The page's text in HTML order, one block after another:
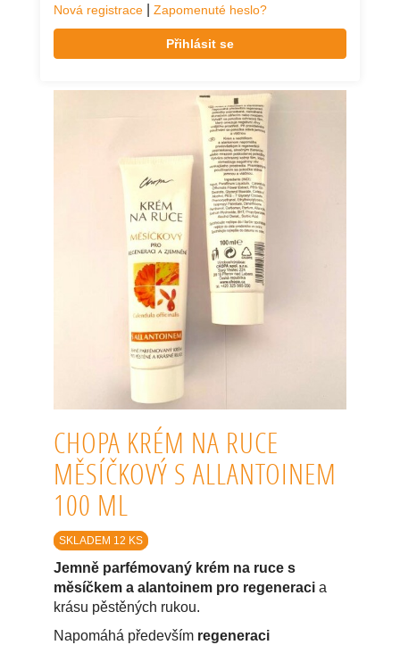
Nová registrace Zapomenuté heslo?
Přihlásit se
CHOPA KRÉM NA RUCE
MĚSÍČKOVÝ S ALLANTOINEM
100 ML
SKLADEM 12 KS
Jemně parfémovaný krém na ruce s
měsíčkem a alantoinem pro regeneraci a
krásu pěstěných rukou.
Napomáhá především regeneraci